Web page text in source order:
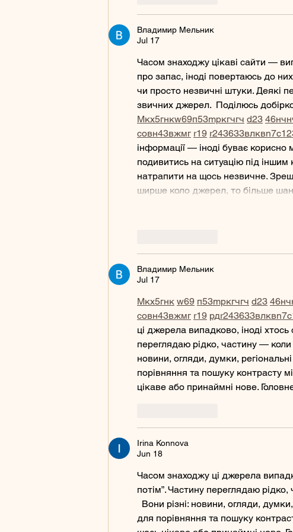
Владимир Мельник
Jul 17
Часом знаходжу цікаві сайти —
про запас, іноді повертаюсь до
чи просто незвичні штуки. Деякі
звичних джерел.  Поділюсь
Мкх5гнкw69п53mpкгчгч d23 46нчн
совн43вжмг r19 r243633влквn7
інформації — іноді буває
подивитись на ситуацію під
натрапити на щось незвичне.
ширше коло джерел, то більше
Владимир Мельник
Jul 17
Мкх5гнк w69 п53mpкгчгч d23 46н
совн43вжмг r19 рдr243633влквn7
ці джерела випадково, іноді хтось
переглядаю рідко, частину —
новини, огляди, думки,
порівняння та пошуку контрасту
цікаве або принаймні нове.
Irina Konnova
Jun 18
Часом знаходжу ці джерела
потім”. Частину переглядаю
Вони різні: новини, огляди,
для порівняння та пошуку